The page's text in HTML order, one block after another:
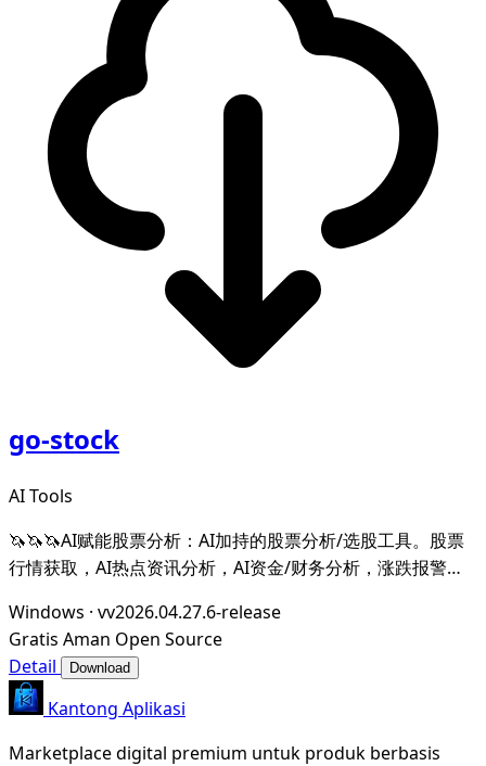
go-stock
AI Tools
🦄🦄🦄AI赋能股票分析：AI加持的股票分析/选股工具。股票
行情获取，AI热点资讯分析，AI资金/财务分析，涨跌报警推
辅助选股等。数据全部保留在本地。支持DeepSeek，
OpenAI， Ollama，LMStudio，AnythingL
Windows · vv2026.04.27.6-release
Gratis Aman Open Source
Detail
Download
Kantong Aplikasi
Marketplace digital premium untuk produk berbasis